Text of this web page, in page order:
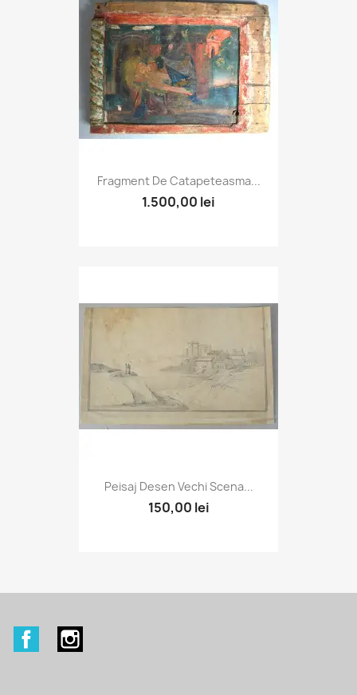
Fragment De Catapeteasma...
1.500,00 lei
Peisaj Desen Vechi Scena...
150,00 lei
Facebook